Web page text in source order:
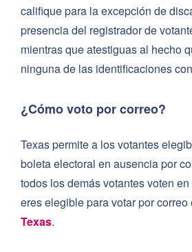
califique para la excepción de
presencia del registrador de
mientras que atestiguas al hecho
ninguna de las identificaciones
¿Cómo voto por correo?
Texas permite a los votantes
boleta electoral en ausencia por
todos los demás votantes voten
eres elegible para votar por correo
Texas.